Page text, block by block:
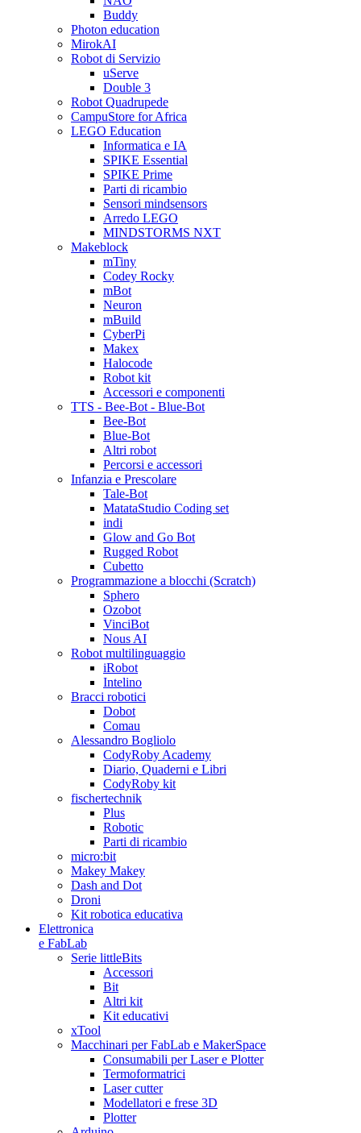
Buddy
Photon education
MirokAI
Robot di Servizio
uServe
Double 3
Robot Quadrupede
CampuStore for Africa
LEGO Education
Informatica e IA
SPIKE Essential
SPIKE Prime
Parti di ricambio
Sensori mindsensors
Arredo LEGO
MINDSTORMS NXT
Makeblock
mTiny
Codey Rocky
mBot
Neuron
mBuild
CyberPi
Makex
Halocode
Robot kit
Accessori e componenti
TTS - Bee-Bot - Blue-Bot
Bee-Bot
Blue-Bot
Altri robot
Percorsi e accessori
Infanzia e Prescolare
Tale-Bot
MatataStudio Coding set
indi
Glow and Go Bot
Rugged Robot
Cubetto
Programmazione a blocchi (Scratch)
Sphero
Ozobot
VinciBot
Nous AI
Robot multilinguaggio
iRobot
Intelino
Bracci robotici
Dobot
Comau
Alessandro Bogliolo
CodyRoby Academy
Diario, Quaderni e Libri
CodyRoby kit
fischertechnik
Plus
Robotic
Parti di ricambio
micro:bit
Makey Makey
Dash and Dot
Droni
Kit robotica educativa
Elettronica
e FabLab
Serie littleBits
Accessori
Bit
Altri kit
Kit educativi
xTool
Macchinari per FabLab e MakerSpace
Consumabili per Laser e Plotter
Termoformatrici
Laser cutter
Modellatori e frese 3D
Plotter